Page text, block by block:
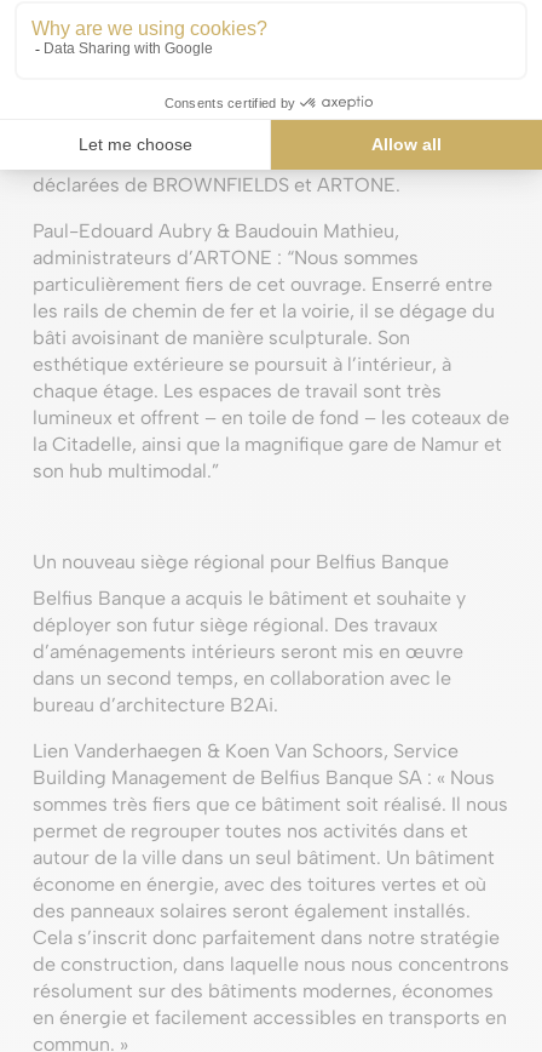
pour vélos. En concevant les façades comme une
répétition parfaite d’un module constant de vitrage et
magnifique dont la forme et le choix de matériaux
travers le temps, répondant de ce fait aux ambitions
déclarées de BROWNFIELDS et ARTONE.
Paul-Edouard Aubry & Baudouin Mathieu,
administrateurs d’ARTONE : “Nous sommes
particulièrement fiers de cet ouvrage. Enserré entre
les rails de chemin de fer et la voirie, il se dégage du
bâti avoisinant de manière sculpturale. Son
esthétique extérieure se poursuit à l’intérieur, à
chaque étage. Les espaces de travail sont très
lumineux et offrent – en toile de fond – les coteaux de
la Citadelle, ainsi que la magnifique gare de Namur et
son hub multimodal.”
Un nouveau siège régional pour Belfius Banque
Belfius Banque a acquis le bâtiment et souhaite y
déployer son futur siège régional. Des travaux
d’aménagements intérieurs seront mis en œuvre
dans un second temps, en collaboration avec le
bureau d’architecture B2Ai.
Lien Vanderhaegen & Koen Van Schoors, Service
Building Management de Belfius Banque SA : « Nous
sommes très fiers que ce bâtiment soit réalisé. Il nous
permet de regrouper toutes nos activités dans et
autour de la ville dans un seul bâtiment. Un bâtiment
économe en énergie, avec des toitures vertes et où
des panneaux solaires seront également installés.
Cela s’inscrit donc parfaitement dans notre stratégie
de construction, dans laquelle nous nous concentrons
résolument sur des bâtiments modernes, économes
en énergie et facilement accessibles en transports en
commun. »